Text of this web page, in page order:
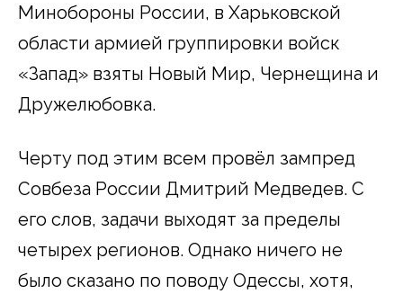
Минобороны России, в Харьковской
области армией группировки войск
«Запад» взяты Новый Мир, Чернещина и
Дружелюбовка.
Черту под этим всем провёл зампред
Совбеза России Дмитрий Медведев. С
его слов, задачи выходят за пределы
четырех регионов. Однако ничего не
было сказано по поводу Одессы, хотя,